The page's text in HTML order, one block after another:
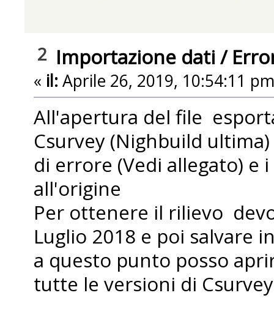
2 Importazione dati /
« il: Aprile 26, 2019, 10:54:11
All'apertura del file
Csurvey (Nighbuild
di errore (Vedi allegato) e
all'origine
Per ottenere il rilievo
Luglio 2018 e poi salvare
a questo punto posso
tutte le versioni di Csurvey